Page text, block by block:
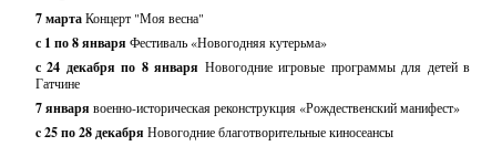
7 мартаКонцерт "Моя весна"
с 1 по 8 января Фестиваль «Новогодняя кутерьма»
с 24 декабря по 8 января Новогодние игровые программы для детей в
Гатчине
7 января военно-историческая реконструкция «Рождественский манифест»
c 25 по 28 декабря Новогодние благотворительные киносеансы